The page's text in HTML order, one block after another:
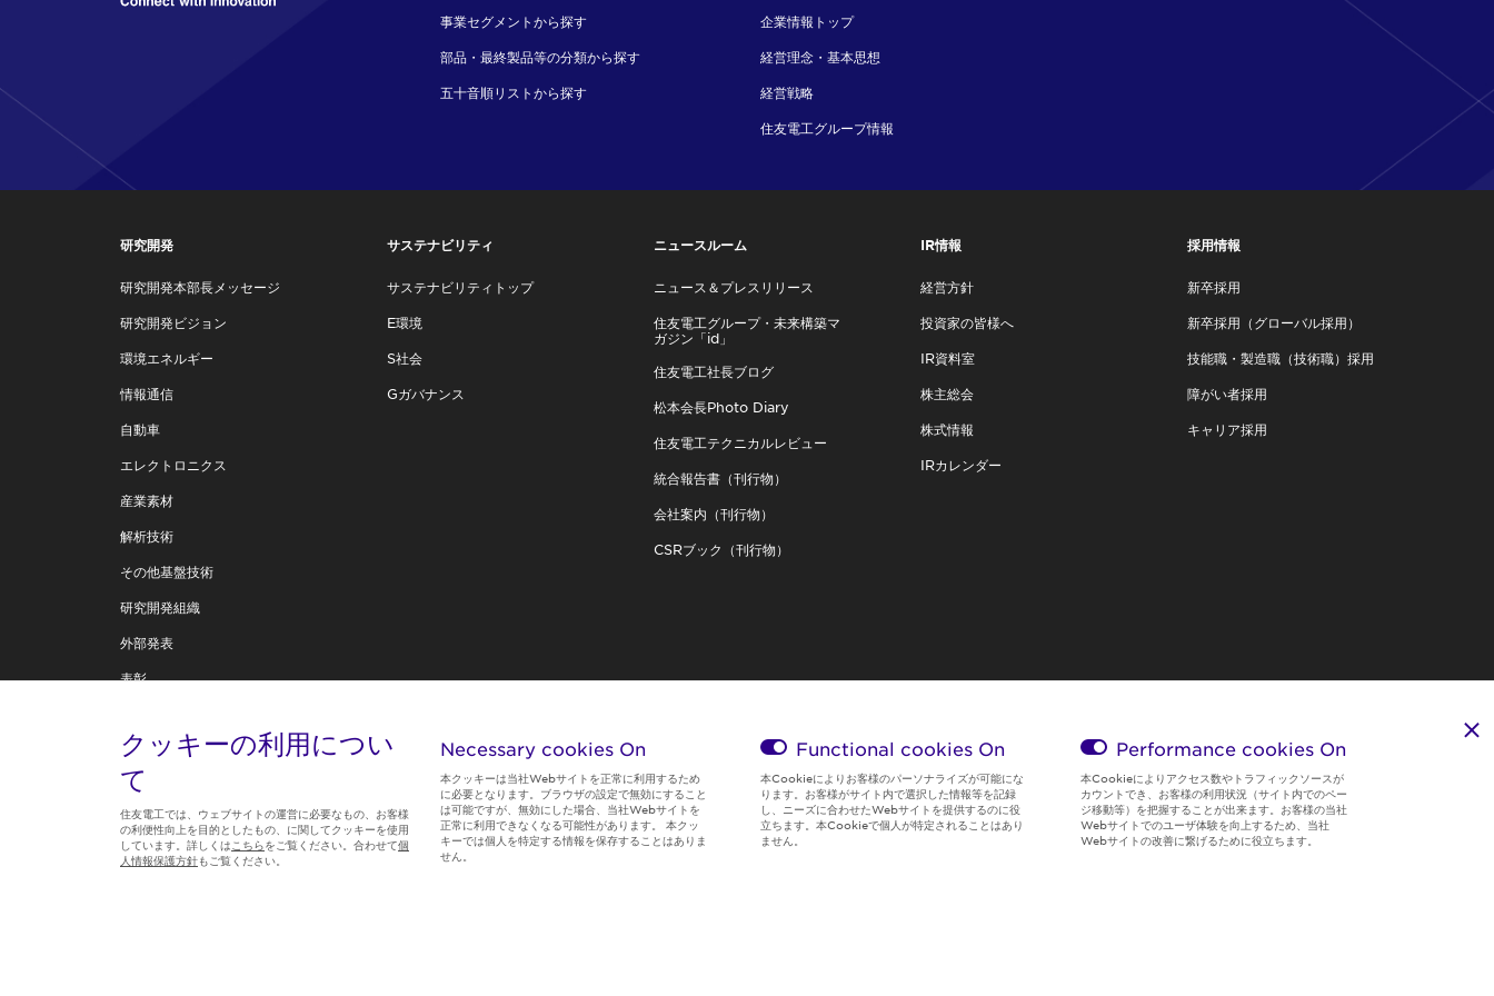
事業セグメントから探す
部品・最終製品等の分類から探す
五十音順リストから探す
企業情報トップ
経営理念・基本思想
経営戦略
住友電工グループ情報
研究開発
研究開発本部長メッセージ
研究開発ビジョン
環境エネルギー
情報通信
自動車
エレクトロニクス
産業素材
解析技術
その他基盤技術
研究開発組織
外部発表
表彰
技術創造への思い
サステナビリティ
サステナビリティトップ
E環境
S社会
Gガバナンス
ニュースルーム
ニュース＆プレスリリース
住友電工グループ・未来構築マ
ガジン「id」
住友電工社長ブログ
松本会長Photo Diary
住友電工テクニカルレビュー
統合報告書（刊行物）
会社案内（刊行物）
CSRブック（刊行物）
IR情報
経営方針
投資家の皆様へ
IR資料室
株主総会
株式情報
IRカレンダー
採用情報
新卒採用
新卒採用（グローバル採用）
技能職・製造職（技術職）採用
障がい者採用
キャリア採用
Follow us
Global Privacy
サイト利用規
Social Media
Region & Language:
Japan | JP
クッキーの利用につい
て
住友電工では、ウェブサイトの運営に必要なもの、お客様
の利便性向上を目的としたもの、に関してクッキーを使用
しています。詳しくは こちらをご覧ください。合わせて個
人情報保護方針もご覧ください。
Necessary cookies On
本クッキーは当社Webサイトを正常に利用するため
に必要となります。ブラウザの設定で無効にすること
は可能ですが、無効にした場合、当社Webサイトを
正常に利用できなくなる可能性があります。 本クッ
キーでは個人を特定する情報を保存することはありま
せん。
Functional cookies On
本Cookieによりお客様のパーソナライズが可能にな
ります。お客様がサイト内で選択した情報等を記録
し、ニーズに合わせたWebサイトを提供するのに役
立ちます。本Cookieで個人が特定されることはあり
ません。
Performance cookies On
本Cookieによりアクセス数やトラフィックソースが
カウントでき、お客様の利用状況（サイト内でのペー
ジ移動等）を把握することが出来ます。お客様の当社
Webサイトでのユーザ体験を向上するため、当社
Webサイトの改善に繋げるために役立ちます。